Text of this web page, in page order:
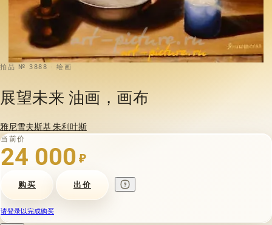
拍品 № 3888 · 绘画
展望未来 油画，画布
雅尼雪夫斯基 朱利叶斯
当前价
24 000 ₽
购买 出价
请登录以完成购买